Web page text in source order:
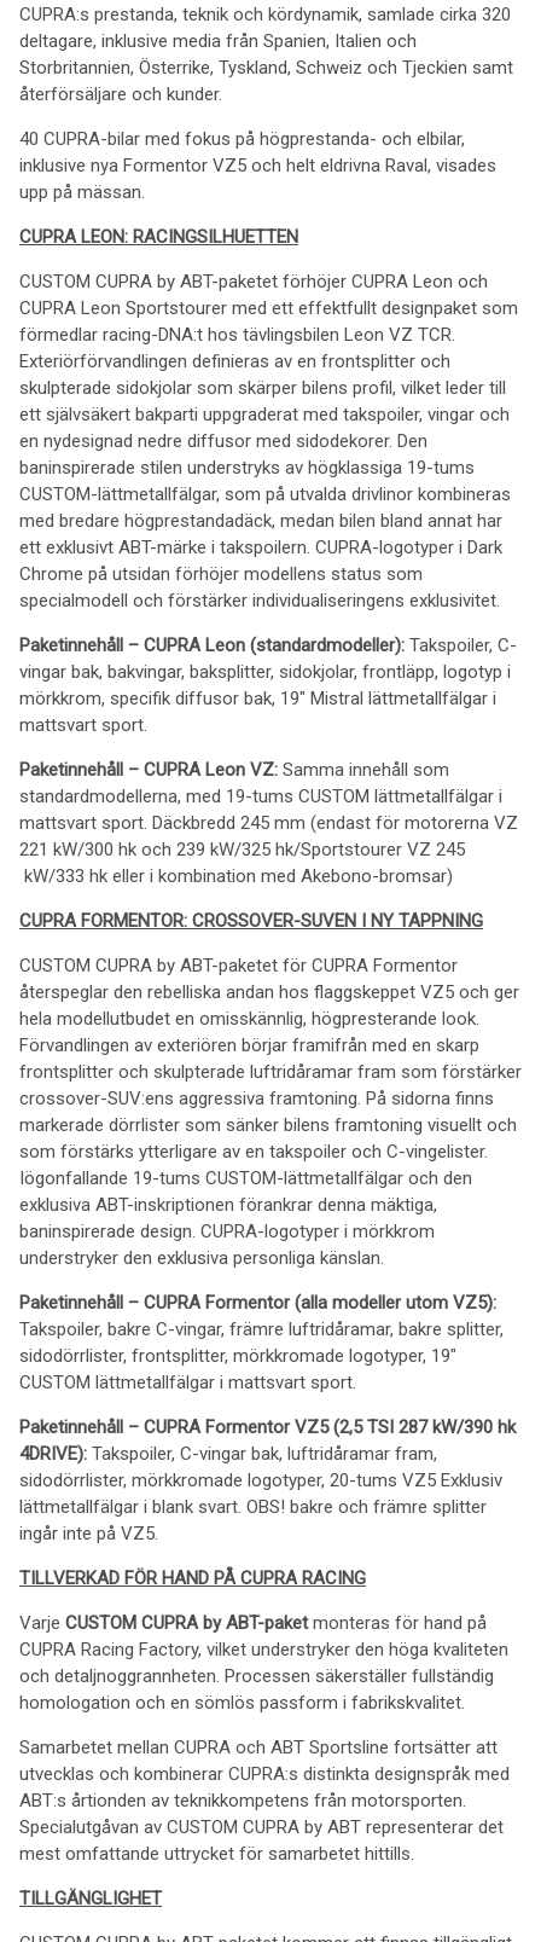
CUPRA:s prestanda, teknik och kördynamik, samlade cirka 320
deltagare, inklusive media från Spanien, Italien och
Storbritannien, Österrike, Tyskland, Schweiz och Tjeckien samt
återförsäljare och kunder.
40 CUPRA-bilar med fokus på högprestanda- och elbilar,
inklusive nya Formentor VZ5 och helt eldrivna Raval, visades
upp på mässan.
CUPRA LEON: RACINGSILHUETTEN
CUSTOM CUPRA by ABT-paketet förhöjer CUPRA Leon och
CUPRA Leon Sportstourer med ett effektfullt designpaket som
förmedlar racing-DNA:t hos tävlingsbilen Leon VZ TCR.
Exteriörförvandlingen definieras av en frontsplitter och
skulpterade sidokjolar som skärper bilens profil, vilket leder till
ett självsäkert bakparti uppgraderat med takspoiler, vingar och
en nydesignad nedre diffusor med sidodekorer. Den
baninspirerade stilen understryks av högklassiga 19-tums
CUSTOM-lättmetallfälgar, som på utvalda drivlinor kombineras
med bredare högprestandadäck, medan bilen bland annat har
ett exklusivt ABT-märke i takspoilern. CUPRA-logotyper i Dark
Chrome på utsidan förhöjer modellens status som
specialmodell och förstärker individualiseringens exklusivitet.
Paketinnehåll – CUPRA Leon (standardmodeller): Takspoiler, C-
vingar bak, bakvingar, baksplitter, sidokjolar, frontläpp, logotyp i
mörkkrom, specifik diffusor bak, 19" Mistral lättmetallfälgar i
mattsvart sport.
Paketinnehåll – CUPRA Leon VZ: Samma innehåll som
standardmodellerna, med 19-tums CUSTOM lättmetallfälgar i
mattsvart sport. Däckbredd 245 mm (endast för motorerna VZ
221 kW/300 hk och 239 kW/325 hk/Sportstourer VZ 245
kW/333 hk eller i kombination med Akebono-bromsar)
CUPRA FORMENTOR: CROSSOVER-SUVEN I NY TAPPNING
CUSTOM CUPRA by ABT-paketet för CUPRA Formentor
återspeglar den rebelliska andan hos flaggskeppet VZ5 och ger
hela modellutbudet en omisskännlig, högpresterande look.
Förvandlingen av exteriören börjar framifrån med en skarp
frontsplitter och skulpterade luftridåramar fram som förstärker
crossover-SUV:ens aggressiva framtoning. På sidorna finns
markerade dörrlister som sänker bilens framtoning visuellt och
som förstärks ytterligare av en takspoiler och C-vingelister.
Iögonfallande 19-tums CUSTOM-lättmetallfälgar och den
exklusiva ABT-inskriptionen förankrar denna mäktiga,
baninspirerade design. CUPRA-logotyper i mörkkrom
understryker den exklusiva personliga känslan.
Paketinnehåll – CUPRA Formentor (alla modeller utom VZ5):
Takspoiler, bakre C-vingar, främre luftridåramar, bakre splitter,
sidodörrlister, frontsplitter, mörkkromade logotyper, 19"
CUSTOM lättmetallfälgar i mattsvart sport.
Paketinnehåll – CUPRA Formentor VZ5 (2,5 TSI 287 kW/390 hk
4DRIVE): Takspoiler, C-vingar bak, luftridåramar fram,
sidodörrlister, mörkkromade logotyper, 20-tums VZ5 Exklusiv
lättmetallfälgar i blank svart. OBS! bakre och främre splitter
ingår inte på VZ5.
TILLVERKAD FÖR HAND PÅ CUPRA RACING
Varje CUSTOM CUPRA by ABT-paketmonteras för hand på
CUPRA Racing Factory, vilket understryker den höga kvaliteten
och detaljnoggrannheten. Processen säkerställer fullständig
homologation och en sömlös passform i fabrikskvalitet.
Samarbetet mellan CUPRA och ABT Sportsline fortsätter att
utvecklas och kombinerar CUPRA:s distinkta designspråk med
ABT:s årtionden av teknikkompetens från motorsporten.
Specialutgåvan av CUSTOM CUPRA by ABT representerar det
mest omfattande uttrycket för samarbetet hittills.
TILLGÄNGLIGHET